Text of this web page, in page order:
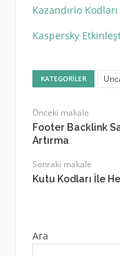
Kazandırio Kodları
Kaspersky
KATEGORILER
Önceki makale
Footer Backlink
Artırma
Sonraki makale
Kutu Kodları İle
Ara